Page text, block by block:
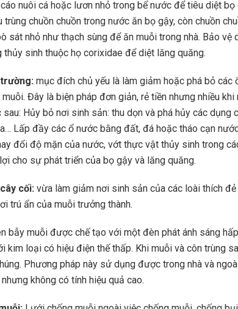
nuôi cá hoặc lươn nhỏ trong bể nước để tiêu diệt
trùng chuồn chuồn trong nước ăn bọ gậy, còn chuồn
sát nhỏ như thạch sùng để ăn muỗi trong nhà. Bảo vệ
thủy sinh thuộc họ corixidae để diệt lăng quăng.
mục đích chủ yếu là làm giảm hoặc phá bỏ
Đây là biện pháp đơn giản, rẻ tiền nhưng nhiều
sau: Hủy bỏ nơi sinh sản: thu dọn và phá hủy các
Lấp đầy các ổ nước bằng đất, đá hoặc tháo cạn
đổi độ mặn của nước, vớt thực vật thủy sinh trong
cho sự phát triển của bọ gậy và lăng quăng.
cối: vừa làm giảm nơi sinh sản của các loài thích
trú ẩn của muỗi trưởng thành.
bẫy muỗi được chế tạo với một đèn phát ánh sáng
kim loại có hiệu điện thế thấp. Khi muỗi và côn trùng
Phương pháp này sử dụng được trong nhà và
không có tính hiệu quả cao.